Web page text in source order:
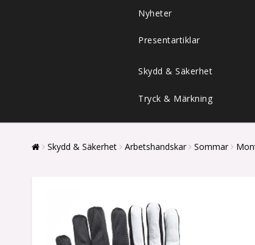
Nyheter
Presentartiklar
Skydd & Säkerhet
Tryck & Märkning
Skydd & Säkerhet Arbetshandskar Sommar